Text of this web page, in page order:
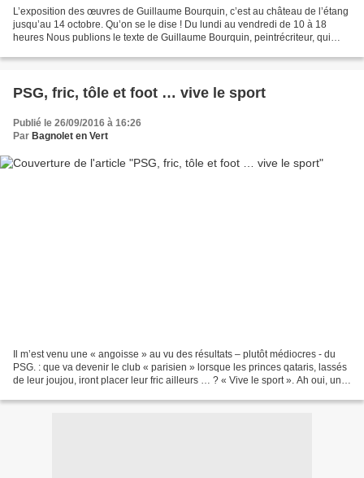
L’exposition des œuvres de Guillaume Bourquin, c’est au château de l’étang
jusqu’au 14 octobre. Qu’on se le dise ! Du lundi au vendredi de 10 à 18
heures Nous publions le texte de Guillaume Bourquin, peintrécriteur, qui
PSG, fric, tôle et foot … vive le sport
Publié le 26/09/2016 à 16:26
Par Bagnolet en Vert
Il m’est venu une « angoisse » au vu des résultats – plutôt médiocres - du
PSG. : que va devenir le club « parisien » lorsque les princes qataris, lassés
de leur joujou, iront placer leur fric ailleurs … ? « Vive le sport ». Ah oui, un